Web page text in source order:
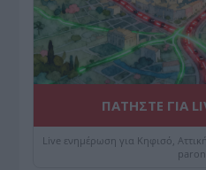
ΠΑΤΗΣΤΕ ΓΙΑ
Live ενημέρωση για Κηφισό,